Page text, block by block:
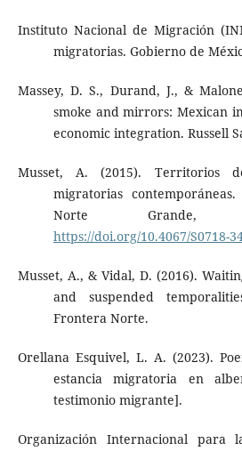
Instituto Nacional de Migración
migratorias. Gobierno de
Massey, D. S., Durand, J., &
smoke and mirrors: Mexican
economic integration. Russell
Musset, A. (2015). Territorios
migratorias
Norte Grande,
https://doi.org/10.4067/S0718-
Musset, A., & Vidal, D. (2016).
and suspended
Frontera Norte.
Orellana Esquivel, L. A. (2023).
estancia migratoria en
testimonio migrante].
Organización Internacional para